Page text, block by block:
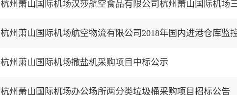
杭州萧山国际机场航空物流有限公司2018年国内进港仓库监
杭州萧山国际机场撒盐机采购项目中标公示
杭州萧山国际机场办公场所两分类垃圾桶采购项目招标公告